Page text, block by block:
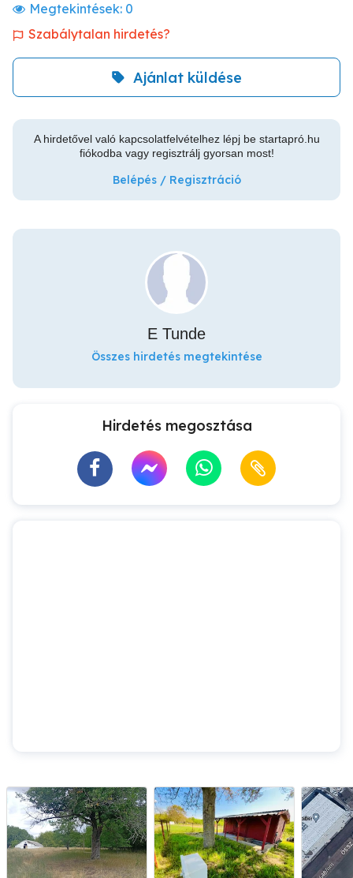
Megtekintések: 0
Szabálytalan hirdetés?
Ajánlat küldése
A hirdetővel való kapcsolatfelvételhez lépj be startapró.hu
fiókodba vagy regisztrálj gyorsan most!
Belépés / Regisztráció
E Tunde
Összes hirdetés megtekintése
Hirdetés megosztása